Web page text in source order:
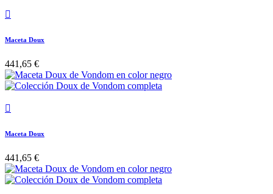

Maceta Doux
441,65 €

Maceta Doux
441,65 €